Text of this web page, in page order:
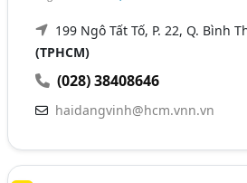
199 Ngô Tất Tố, P. 22, Q. Bình
(TPHCM)
(028) 38408646
haidangvinh@hcm.vnn.vn